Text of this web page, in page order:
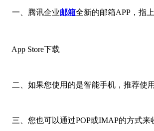
一、腾讯企业邮箱全新的邮箱APP，指
App Store下载
二、如果您使用的是智能手机，推荐使
三、您也可以通过POP或IMAP的方式来